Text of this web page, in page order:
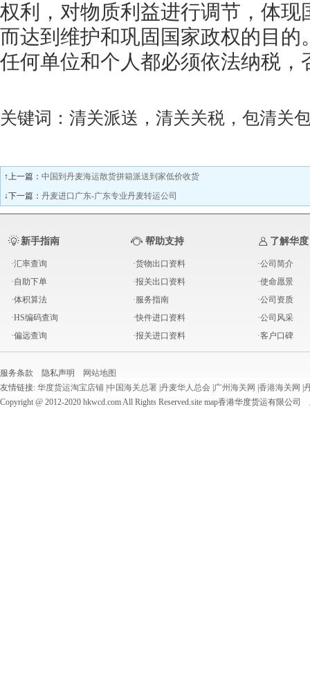
权利，对物质利益进行调节，体
而达到维护和巩固国家政权的目的
任何单位和个人都必须依法纳税
关键词：清关派送，清关关税，包清关
↑上一篇： 中国到丹麦海运散货拼箱派送到家低价收货
↓下一篇： 丹麦进口广东-广东专业丹麦转运公司
新手指南 帮助支持 了解华度
·汇率查询
·自助下单
·体积算法
·HS编码查询
·偏远查询
·货物出口资料
·报关出口资料
·服务指南
·快件进口资料
·报关进口资料
·公司简介
·使命愿景
·公司资质
·公司风采
·客户口碑
服务条款 隐私声明
网站地图
友情链接: 华度货运淘宝店铺 中国海关总署 丹麦华人总会 广州海关网 香港海关网
Copyright @ 2012-2020 hkwcd.com All Rights Reserved.site map香港华度货运有限公